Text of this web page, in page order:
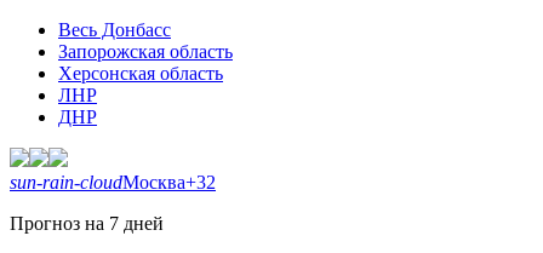
Весь Донбасс
Запорожская область
Херсонская область
ЛНР
ДНР
sun-rain-cloudМосква+32
Прогноз на 7 дней